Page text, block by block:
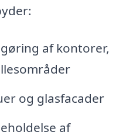
af kontorer,
og glasfacader
af